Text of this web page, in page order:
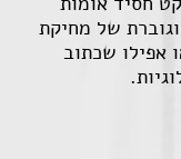
של מחיקת
אפילו שכתוב